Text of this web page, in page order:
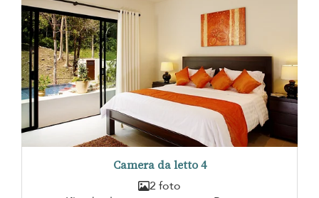
Camera da letto 4
2 foto